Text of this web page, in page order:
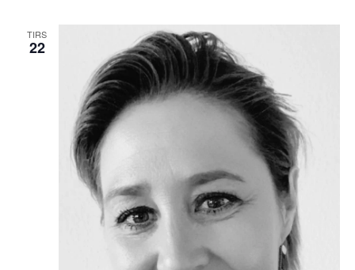
TIRS
22